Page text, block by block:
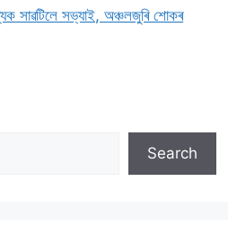
সাৱটিলে সভ্যাই, অঞ্চলজুৰি শোকৰ
Search